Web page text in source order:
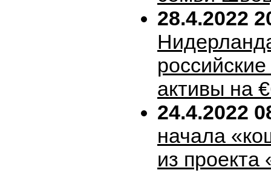
28.4.2022
активы на
24.4.2022
начала
из